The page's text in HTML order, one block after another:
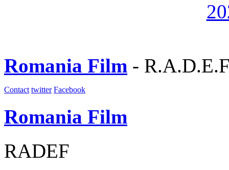
Romania Film -
Contact twitter Facebook
Romania Film
RADEF